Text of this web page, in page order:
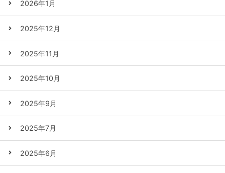
2026年1月
2025年12月
2025年11月
2025年10月
2025年9月
2025年7月
2025年6月